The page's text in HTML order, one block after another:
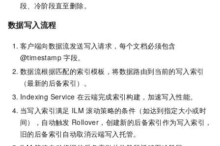
段、冷阶段直至删除。
数据写入流程
客户端向数据流发送写入请求，每个文档必须包含
@timestamp 字段。
数据流根据匹配的索引模板，将数据路由到当前的写入索引
（最新的后备索引）。
Indexing Service 在云端完成索引构建，加速写入性能。
当写入索引满足 ILM 滚动策略的条件（如达到指定大小或时
间），自动触发 Rollover，创建新的后备索引作为写入索引，
旧的后备索引自动取消云端写入托管。